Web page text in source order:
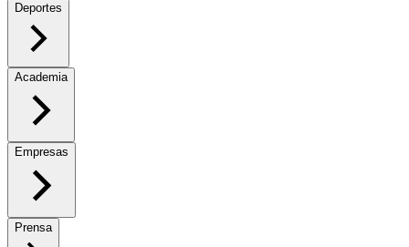
Deportes
Academia
Empresas
Prensa